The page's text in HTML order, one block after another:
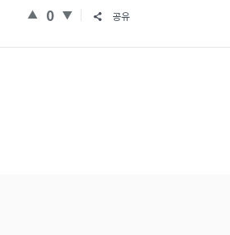
0 공유